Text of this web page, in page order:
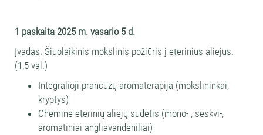
1 paskaita 2025 m. vasario 5 d.
Įvadas. Šiuolaikinis mokslinis požiūris į eterinius aliejus.
(1,5 val.)
Integralioji prancūzų aromaterapija (mokslininkai,
kryptys)
Cheminė eterinių aliejų sudėtis (mono- , seskvi-,
aromatiniai angliavandeniliai)